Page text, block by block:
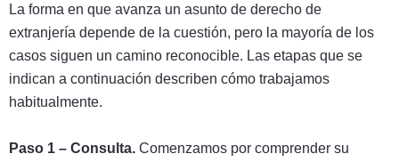
La forma en que avanza un asunto de derecho de
extranjería depende de la cuestión, pero la mayoría de los
casos siguen un camino reconocible. Las etapas que se
indican a continuación describen cómo trabajamos
habitualmente.
Paso 1 – Consulta. Comenzamos por comprender su